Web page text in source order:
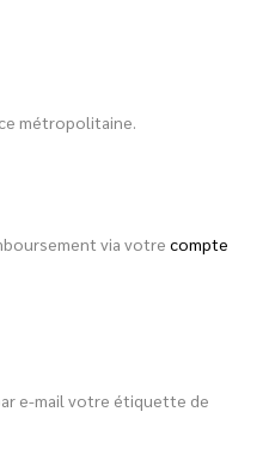
métropolitaine.
via votre compte
e-mail votre étiquette de